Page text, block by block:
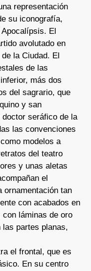
representación
su iconografía,
El
avolutado en
la Ciudad. El
de las
más dos
del sagrario, que
y san
doctor seráfico de la
las convenciones
modelos a
del teatro
y unas aletas
el
ornamentación tan
con acabados en
láminas de oro
partes planas,
el frontal, que es
En su centro